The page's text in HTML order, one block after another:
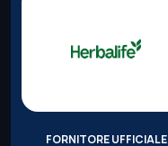
FORNITORE UFFICIALE